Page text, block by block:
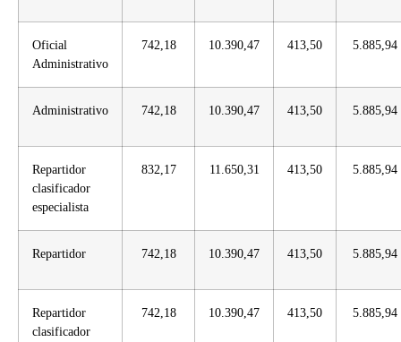
Oficial
Administrativo
742,18 10.390,47 413,50 5.885,94
Administrativo 742,18 10.390,47 413,50 5.885,94
Repartidor
clasificador
especialista
832,17 11.650,31 413,50 5.885,94
Repartidor 742,18 10.390,47 413,50 5.885,94
Repartidor
clasificador
742,18 10.390,47 413,50 5.885,94